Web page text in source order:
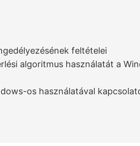
feltételei
algoritmus használatát a
os használatával